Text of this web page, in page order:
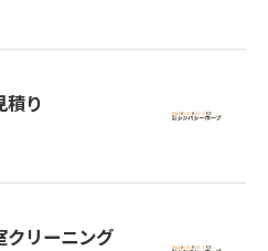
積り
クリーニング